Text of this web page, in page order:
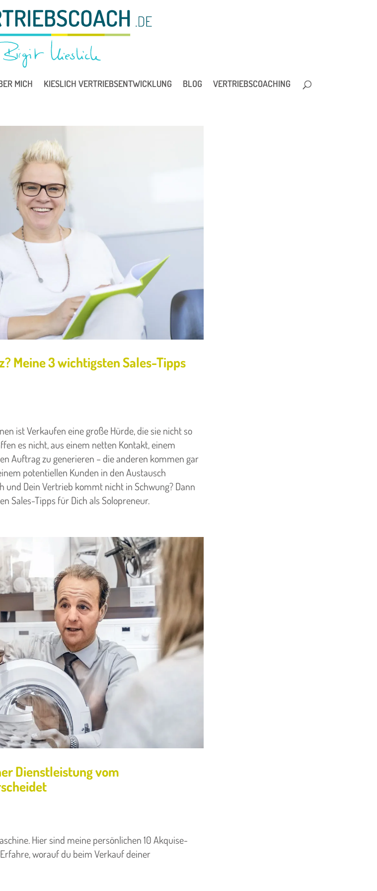
MICH KIESLICH VERTRIEBSENTWICKLUNG BLOG VERTRIEBSCOACHING
Meine 3 wichtigsten Sales-Tipps
ist Verkaufen eine große Hürde, die sie nicht so
es nicht, aus einem netten Kontakt, einem
Auftrag zu generieren – die anderen kommen gar
potentiellen Kunden in den Austausch
und Dein Vertrieb kommt nicht in Schwung? Dann
Sales-Tipps für Dich als Solopreneur.
Dienstleistung vom
Hier sind meine persönlichen 10 Akquise-
worauf du beim Verkauf deiner